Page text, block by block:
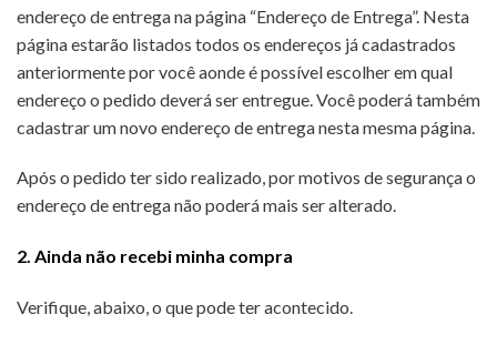
endereço de entrega na página “Endereço de Entrega”. Nesta
página estarão listados todos os endereços já cadastrados
anteriormente por você aonde é possível escolher em qual
endereço o pedido deverá ser entregue. Você poderá também
cadastrar um novo endereço de entrega nesta mesma página.
Após o pedido ter sido realizado, por motivos de segurança o
endereço de entrega não poderá mais ser alterado.
2. Ainda não recebi minha compra
Verifique, abaixo, o que pode ter acontecido.